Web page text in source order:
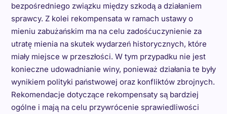
bezpośredniego związku między szkodą a działaniem
sprawcy. Z kolei rekompensata w ramach ustawy o
mieniu zabużańskim ma na celu zadośćuczynienie za
utratę mienia na skutek wydarzeń historycznych, które
miały miejsce w przeszłości. W tym przypadku nie jest
konieczne udowadnianie winy, ponieważ działania te były
wynikiem polityki państwowej oraz konfliktów zbrojnych.
Rekomendacje dotyczące rekompensaty są bardziej
ogólne i mają na celu przywrócenie sprawiedliwości